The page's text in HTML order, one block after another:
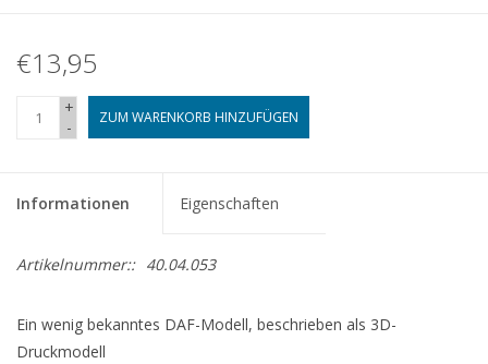
€13,95
+
-
ZUM WARENKORB HINZUFÜGEN
Informationen Eigenschaften
Artikelnummer:: 40.04.053
Ein wenig bekanntes DAF-Modell, beschrieben als 3D-
Druckmodell